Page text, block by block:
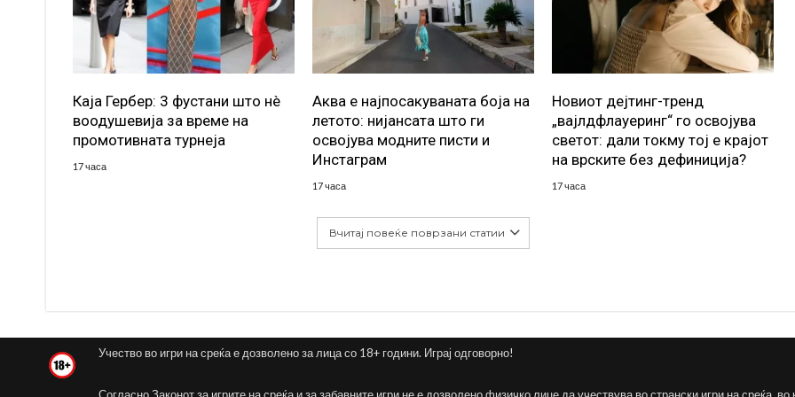
Каја Гербер: 3 фустани што нè
воодушевија за време на
промотивната турнеја
17 часа
Аква е најпосакуваната боја на
летото: нијансата што ги
освојува модните писти и
Инстаграм
17 часа
Новиот дејтинг-тренд
„вајлдфлауеринг“ го освојува
светот: дали токму тој е крајот
на врските без дефиниција?
17 часа
Вчитај повеќе поврзани статии
Учество во игри на среќа е дозволено за лица со 18+ години. Играј одговорно!